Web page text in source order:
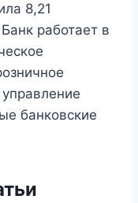
8,21
работает в
банковские